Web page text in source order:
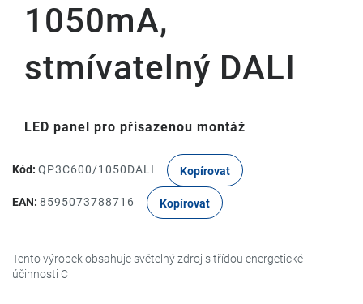
1050mA,
stmívatelný DALI
LED panel pro přisazenou montáž
Kód: QP3C600/1050DALI Kopírovat
EAN: 8595073788716 Kopírovat
Tento výrobek obsahuje světelný zdroj s třídou energetické
účinnosti C